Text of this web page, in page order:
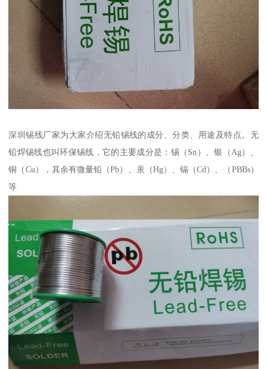
深圳锡线厂家为大家介绍无铅锡线的成分、分类、用途及特点。无
铅焊锡线也叫环保锡线，它的主要成分是：锡（Sn）、银（Ag）、
铜（Cu），其余有微量铅（Pb）、汞（Hg）、镉（Cd）、（PBBs）
等